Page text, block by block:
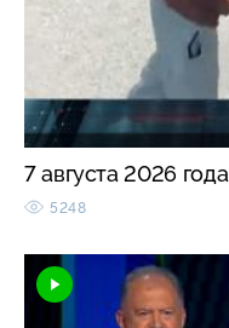
7 августа 2026 года
5248